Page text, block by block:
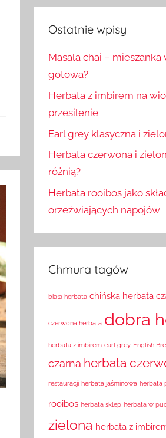
Ostatnie wpisy
Masala chai – mieszanka
gotowa?
Herbata z imbirem na
przesilenie
Earl grey klasyczna i
Herbata czerwona i
różnią?
Herbata rooibos jako
orzeźwiających napojów
Chmura tagów
biała herbata chińska herbata
czerwona herbata dobra
herbata z imbirem earl grey English
czarna herbata
restauracji herbata jaśminowa herbata
rooibos herbata sklep herbata w
zielona herbata z